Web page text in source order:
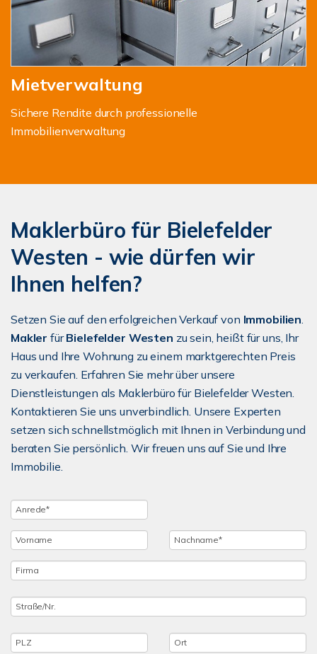
Mietverwaltung
Sichere Rendite durch professionelle
Immobilienverwaltung
Maklerbüro für Bielefelder
Westen - wie dürfen wir
Ihnen helfen?
Setzen Sie auf den erfolgreichen Verkauf von Immobilien
Makler fürBielefelder Westen zu sein, heißt für uns, Ihr
Haus und Ihre Wohnung zu einem marktgerechten Preis
zu verkaufen. Erfahren Sie mehr über unsere
Dienstleistungen als Maklerbüro für Bielefelder Westen.
Kontaktieren Sie uns unverbindlich. Unsere Experten
setzen sich schnellstmöglich mit Ihnen in Verbindung und
beraten Sie persönlich. Wir freuen uns auf Sie und Ihre
Immobilie.